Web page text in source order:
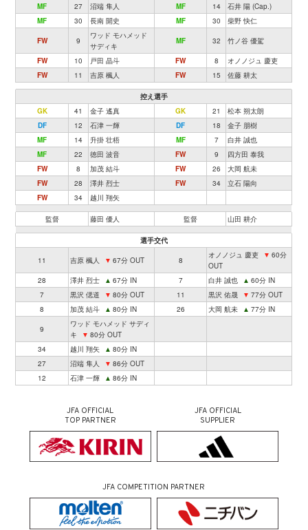
MF
27 沼端 隼人 MF 14
石井 陽 (Cap.)
MF
30 長南 開史 MF 30 柴野 快仁
FW 9
ワッド モハメッド
サディキ
MF 32 竹ノ谷 優駕
FW 10 戸田 晶斗 FW 8
オノノジュ 慶吏
FW
11 吉原 楓人 FW 15 佐藤 耕太
控え選手
GK
41 金子 遙真 GK 21
松本 朔太朗
DF
12 石津 一輝 DF 18
金子 朋樹
MF
14 升掛 壮梧 MF 7
白井 誠也
MF
22 徳田 波音 FW 9
四方田 泰我
FW
8 加茂 結斗 FW 26
大岡 航未
FW
28 澤井 烈士 FW 34
立石 陽向
FW
34 越川 翔矢
監督 藤田 優人 監督 山田 耕介
選手交代
11 吉原 楓人 ▼ 67分 OUT 8
オノノジュ 慶吏 ▼ 60分
OUT
28
澤井 烈士 ▲ 67分 IN 7 白井 誠也 ▲ 60分 IN
7
黒沢 偲道 ▼ 80分 OUT 11 黒沢 佑晟 ▼ 77分 OUT
8
加茂 結斗 ▲ 80分 IN 26 大岡 航未 ▲ 77分 IN
9
ワッド モハメッド サディ
キ
▼ 80分 OUT
34
越川 翔矢 ▲ 80分 IN
27
沼端 隼人 ▼ 86分 OUT
12
石津 一輝 ▲ 86分 IN
JFA OFFICIAL
TOP PARTNER
JFA OFFICIAL
SUPPLIER
JFA COMPETITION PARTNER